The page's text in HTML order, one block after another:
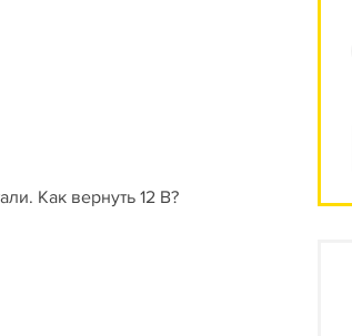
Как вернуть 12 В?